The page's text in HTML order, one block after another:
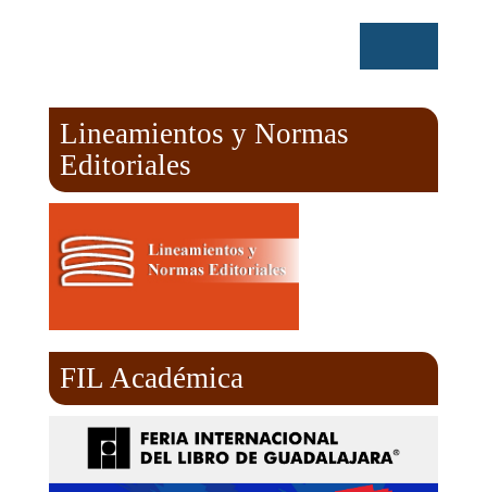
Lineamientos y Normas
Editoriales
FIL Académica